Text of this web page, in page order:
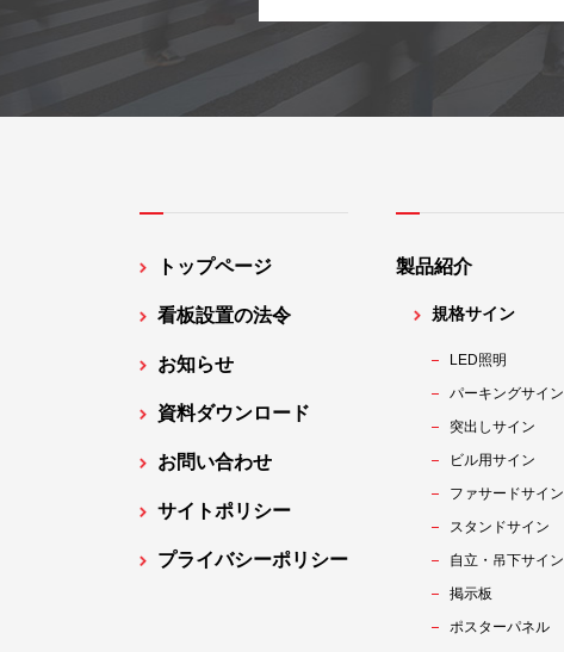
トップページ
看板設置の法令
お知らせ
資料ダウンロード
お問い合わせ
サイトポリシー
プライバシーポリシー
製品紹介
規格サイン
LED照明
パーキングサイン
突出しサイン
ビル用サイン
ファサードサイン
スタンドサイン
自立・吊下サイン
掲示板
ポスターパネル